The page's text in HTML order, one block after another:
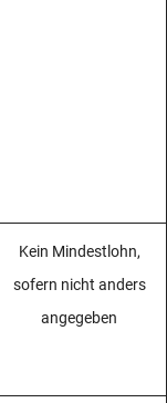
Kein Mindestlohn,
sofern nicht anders
angegeben